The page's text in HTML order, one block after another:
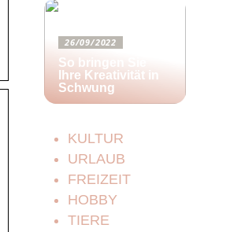
26/09/2022
So bringen Sie
Ihre Kreativität in
Schwung
KULTUR
URLAUB
FREIZEIT
HOBBY
TIERE